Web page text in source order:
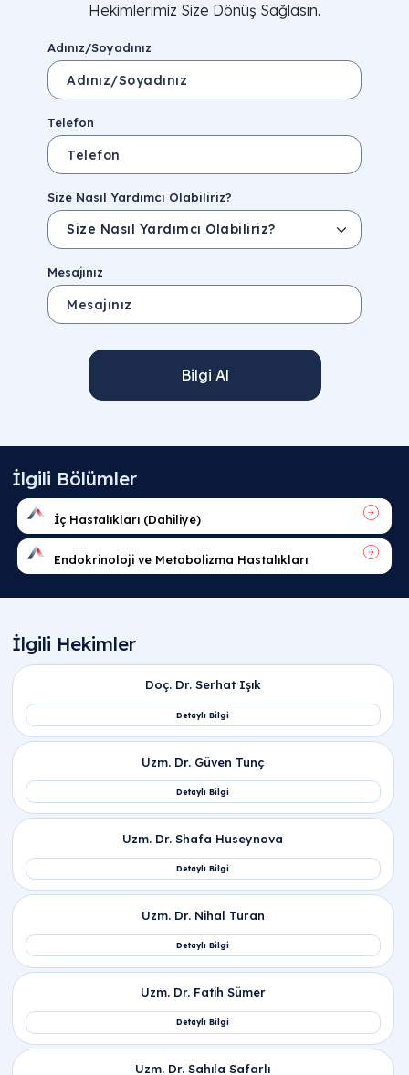
Hekimlerimiz Size Dönüş Sağlasın.
Adınız/Soyadınız
Telefon
Size Nasıl Yardımcı Olabiliriz?
Mesajınız
Bilgi Al